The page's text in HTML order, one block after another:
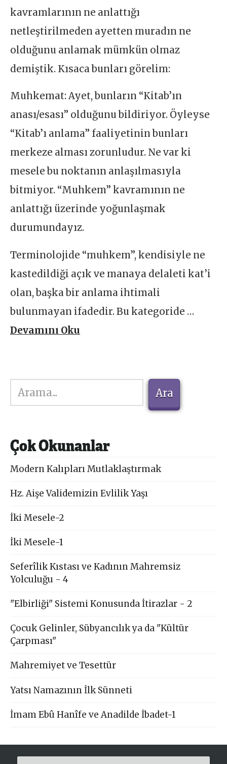
kavramlarının ne anlattığı
netleştirilmeden ayetten muradın ne
olduğunu anlamak mümkün olmaz
demiştik. Kısaca bunları görelim:
Muhkemat: Ayet, bunların “Kitab’ın
anası/esası” olduğunu bildiriyor. Öyleyse
“Kitab’ı anlama” faaliyetinin bunları
merkeze alması zorunludur. Ne var ki
mesele bu noktanın anlaşılmasıyla
bitmiyor. “Muhkem” kavramının ne
anlattığı üzerinde yoğunlaşmak
durumundayız.
Terminolojide “muhkem”, kendisiyle ne
kastedildiği açık ve manaya delaleti kat’i
olan, başka bir anlama ihtimali
bulunmayan ifadedir. Bu kategoride …
Devamını Oku
Ara
Ara
Çok Okunanlar
Modern Kalıpları Mutlaklaştırmak
Hz. Aişe Validemizin Evlilik Yaşı
İki Mesele-2
İki Mesele-1
Seferîlik Kıstası ve Kadının Mahremsiz
Yolculuğu - 4
"Elbirliği" Sistemi Konusunda İtirazlar - 2
Çocuk Gelinler, Sübyancılık ya da "Kültür
Çarpması"
Mahremiyet ve Tesettür
Yatsı Namazının İlk Sünneti
İmam Ebû Hanîfe ve Anadilde İbadet-1